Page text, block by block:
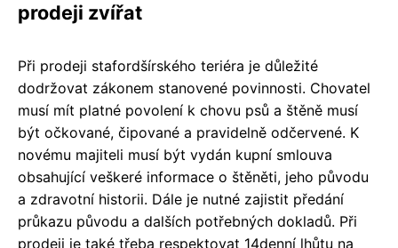
prodeji zvířat
Při prodeji stafordšírského teriéra je důležité
dodržovat zákonem stanovené povinnosti. Chovatel
musí mít platné povolení k chovu psů a štěně musí
být očkované, čipované a pravidelně odčervené. K
novému majiteli musí být vydán kupní smlouva
obsahující veškeré informace o štěněti, jeho původu
a zdravotní historii. Dále je nutné zajistit předání
průkazu původu a dalších potřebných dokladů. Při
prodeji je také třeba respektovat 14denní lhůtu na